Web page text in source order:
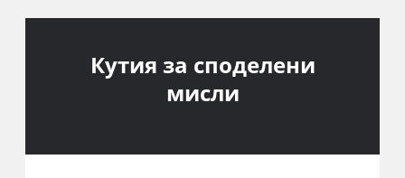
Кутия за споделени
мисли